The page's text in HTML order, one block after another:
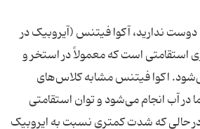
دوست ندارید، آکوا فیتنس (آیروبیک در
است که معمولاً در استخر و
اکوا فیتنس مشابه کلاس‌های
در آب انجام می‌شود و توان استقامتی
حالی که شدت کمتری نسبت به ایروبیک